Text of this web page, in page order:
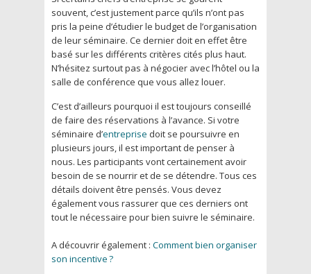
souvent, c’est justement parce qu’ils n’ont pas
pris la peine d’étudier le budget de l’organisation
de leur séminaire. Ce dernier doit en effet être
basé sur les différents critères cités plus haut.
N’hésitez surtout pas à négocier avec l’hôtel ou la
salle de conférence que vous allez louer.
C’est d’ailleurs pourquoi il est toujours conseillé
de faire des réservations à l’avance. Si votre
séminaire d’entreprise doit se poursuivre en
plusieurs jours, il est important de penser à
nous. Les participants vont certainement avoir
besoin de se nourrir et de se détendre. Tous ces
détails doivent être pensés. Vous devez
également vous rassurer que ces derniers ont
tout le nécessaire pour bien suivre le séminaire.
A découvrir également : Comment bien organiser
son incentive ?